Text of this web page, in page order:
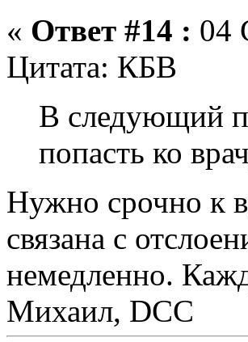
« Ответ #14 : 04
Цитата: КБВ
В следующий
попасть ко
Нужно срочно к
связана с
немедленно.
Михаил, DCC